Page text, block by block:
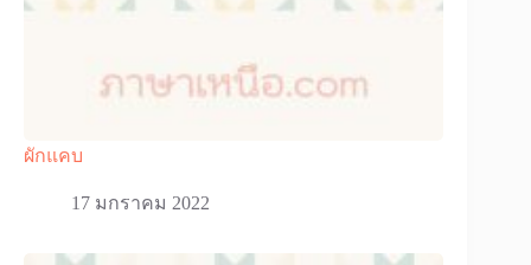
ผักแคบ
17 มกราคม 2022